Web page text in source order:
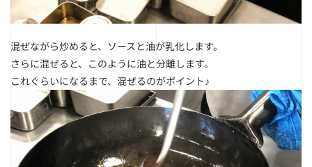
混ぜながら炒めると、ソースと油が乳化します。
さらに混ぜると、このように油と分離します。
これぐらいになるまで、混ぜるのがポイント♪